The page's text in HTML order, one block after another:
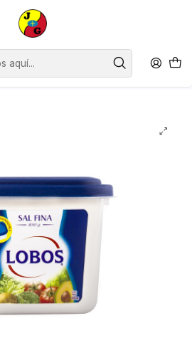
el lunes 13 de julio y hasta el viernes 24 de
con horario continuado, siendo nuestro
a 12:30 y de 14:30 a 18:00
Salsas y Condimentos Sal
Lobos ( 3 x 850 G )